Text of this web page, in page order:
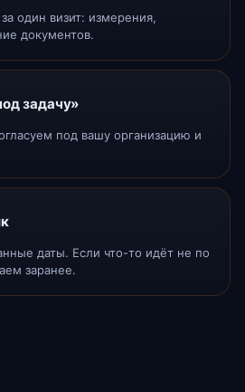
один визит: измерения,
документов.
задачу»
под вашу организацию и
даты. Если что-то идёт не по
заранее.